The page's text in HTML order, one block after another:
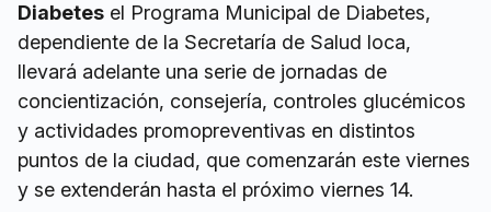
Diabetes el Programa Municipal de Diabetes,
dependiente de la Secretaría de Salud loca,
llevará adelante una serie de jornadas de
concientización, consejería, controles glucémicos
y actividades promopreventivas en distintos
puntos de la ciudad, que comenzarán este viernes
y se extenderán hasta el próximo viernes 14.